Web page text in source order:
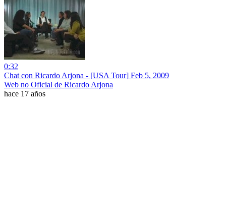
0:32
Chat con Ricardo Arjona - [USA Tour] Feb 5, 2009
Web no Oficial de Ricardo Arjona
hace 17 años